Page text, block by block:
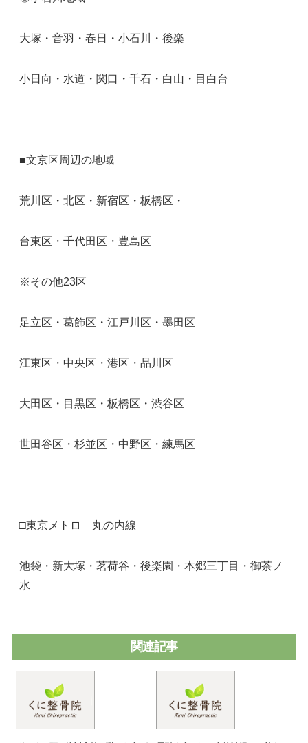
大塚・音羽・春日・小石川・後楽
小日向・水道・関口・千石・白山・目白台
■文京区周辺の地域
荒川区・北区・新宿区・板橋区・
台東区・千代田区・豊島区
※その他23区
足立区・葛飾区・江戸川区・墨田区
江東区・中央区・港区・品川区
大田区・目黒区・板橋区・渋谷区
世田谷区・杉並区・中野区・練馬区
□東京メトロ 丸の内線
池袋・新大塚・茗荷谷・後楽園・本郷三丁目・御茶ノ
水
関連記事